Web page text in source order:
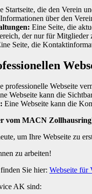
Startseite, die den Verein
über den
Eine Seite, die
der nur für Mitglieder
Seite, die
professionelle Webseite
Webseite kann die
Eine Webseite kann die
vom MACN Zollhausring
um Ihre Webseite zu
zu arbeiten!
Sie hier: Webseite für
AK sind: